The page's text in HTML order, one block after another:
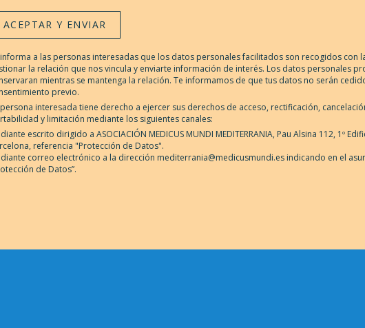
ACEPTAR Y ENVIAR
informa a las personas interesadas que los datos personales facilitados son recogidos con
la relación que nos vincula y enviarte información de interés. Los datos personales
mientras se mantenga la relación. Te informamos de que tus datos no serán
previo.
interesada tiene derecho a ejercer sus derechos de acceso, rectificación,
y limitación mediante los siguientes canales:
escrito dirigido a ASOCIACIÓN MEDICUS MUNDI MEDITERRANIA, Pau Alsina 112, 1º
referencia "Protección de Datos".
correo electrónico a la dirección mediterrania@medicusmundi.es indicando en el
de Datos”.